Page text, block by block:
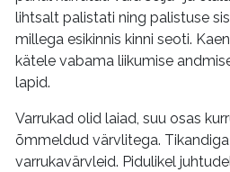
lihtsalt palistati ning palistuse
millega esikinnis kinni seoti.
kätele vabama liikumise
lapid.
Varrukad olid laiad, suu osas
õmmeldud värvlitega.
varrukavärvleid. Pidulikel